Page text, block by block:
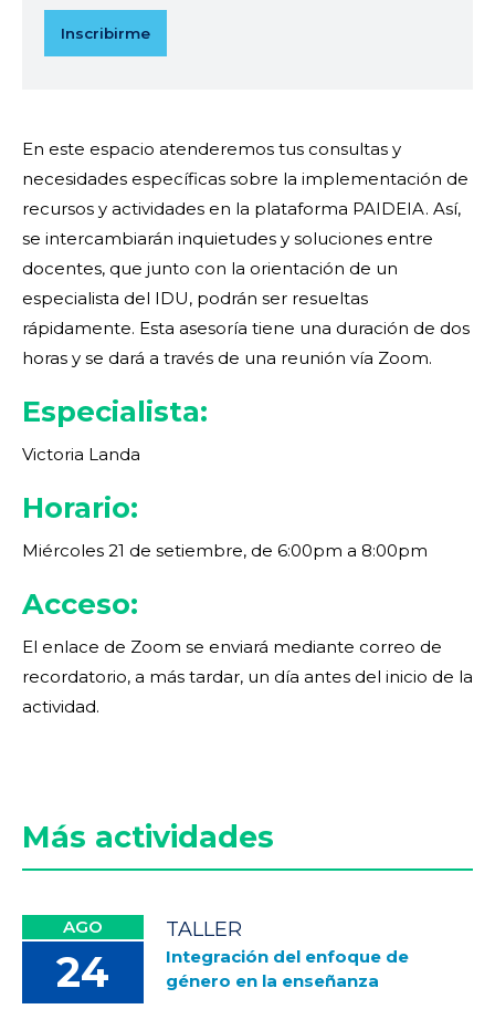
Inscribirme
En este espacio atenderemos tus consultas y
necesidades específicas sobre la implementación de
recursos y actividades en la plataforma PAIDEIA. Así,
se intercambiarán inquietudes y soluciones entre
docentes, que junto con la orientación de un
especialista del IDU, podrán ser resueltas
rápidamente. Esta asesoría tiene una duración de dos
horas y se dará a través de una reunión vía Zoom.
Especialista:
Victoria Landa
Horario:
Miércoles 21 de setiembre, de 6:00pm a 8:00pm
Acceso:
El enlace de Zoom se enviará mediante correo de
recordatorio, a más tardar, un día antes del inicio de la
actividad.
Más actividades
AGO
24
TALLER
Integración del enfoque de
género en la enseñanza